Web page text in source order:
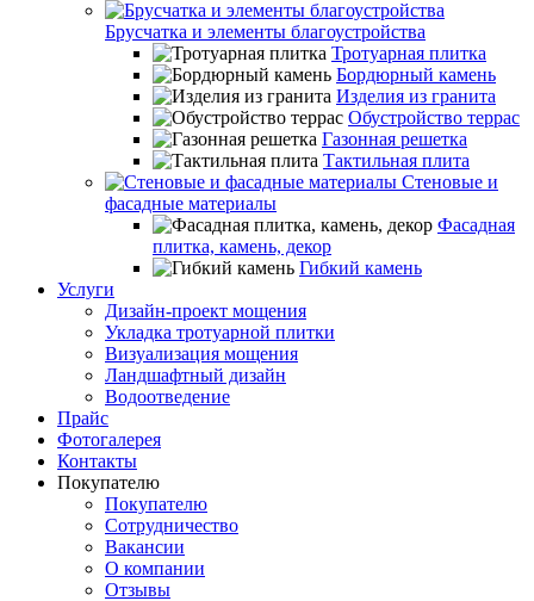
Брусчатка и элементы благоустройства
Тротуарная плитка
Бордюрный камень
Изделия из гранита
Обустройство террас
Газонная решетка
Тактильная плита
Стеновые и
фасадные материалы
Фасадная
плитка, камень, декор
Гибкий камень
Услуги
Дизайн-проект мощения
Укладка тротуарной плитки
Визуализация мощения
Ландшафтный дизайн
Водоотведение
Прайс
Фотогалерея
Контакты
Покупателю
Покупателю
Сотрудничество
Вакансии
О компании
Отзывы